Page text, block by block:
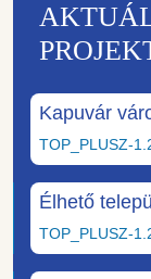
Kapuvár
TOP_PLUSZ-
Élhető
TOP_PLUSZ-